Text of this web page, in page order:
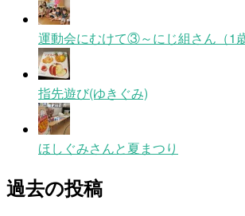
運動会にむけて③～にじ組さん（1
指先遊び(ゆきぐみ)
ほしぐみさんと夏まつり
過去の投稿